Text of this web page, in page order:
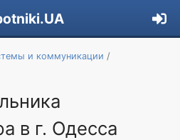
и коммуникации
в г. Одесса